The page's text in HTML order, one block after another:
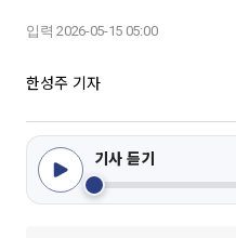
입력 2026-05-15 05:00
한성주 기자
기사 듣기